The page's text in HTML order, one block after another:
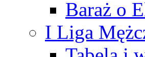
Baraż o
I Liga